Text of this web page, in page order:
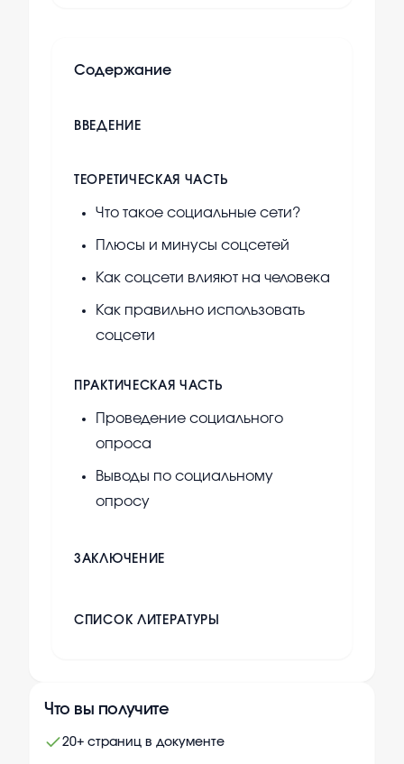
Содержание
ВВЕДЕНИЕ
ТЕОРЕТИЧЕСКАЯ ЧАСТЬ
Что такое социальные сети?
Плюсы и минусы соцсетей
Как соцсети влияют на человека
Как правильно использовать
соцсети
ПРАКТИЧЕСКАЯ ЧАСТЬ
Проведение социального
опроса
Выводы по социальному
опросу
ЗАКЛЮЧЕНИЕ
СПИСОК ЛИТЕРАТУРЫ
Что вы получите
20+ страниц в документе